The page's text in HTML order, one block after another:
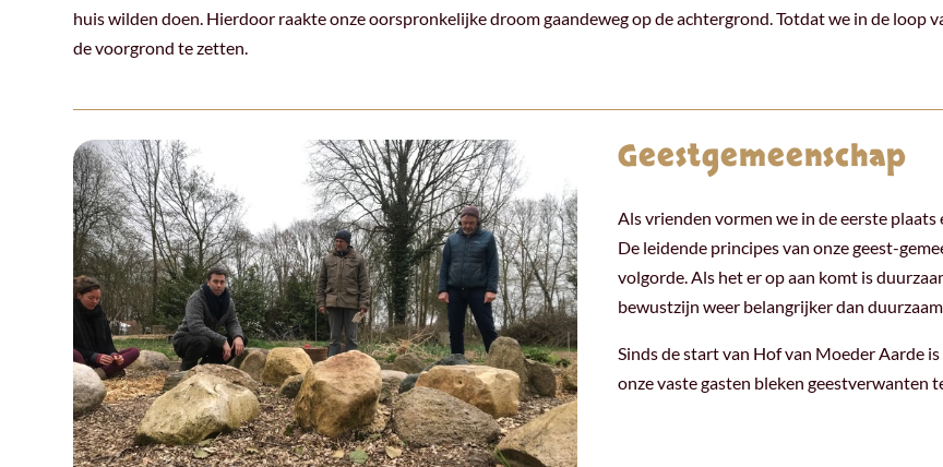
huis wilden doen. Hierdoor raakte onze oorspronkelijke droom gaandeweg op de achtergrond. Totdat we in de loop
de voorgrond te zetten.
Geestgemeenschap
Als vrienden vormen we in de eerste
De leidende principes van onze geest-
volgorde. Als het er op aan komt is
bewustzijn weer belangrijker dan
Sinds de start van Hof van Moeder Aarde
onze vaste gasten bleken geestverwanten